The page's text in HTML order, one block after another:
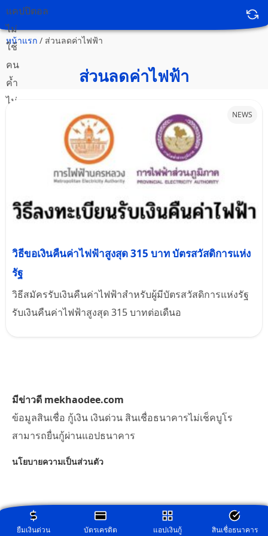
ยืมเงินด่วน บัตรเครดิต แอปเงินกู้ สินเชื่อธนาคาร
หน้าแรก / ส่วนลดค่าไฟฟ้า
ส่วนลดค่าไฟฟ้า
NEWS
วิธีขอเงินคืนค่าไฟฟ้าสูงสุด 315 บาท บัตรสวัสดิการแห่ง
รัฐ
วิธีสมัครรับเงินคืนค่าไฟฟ้าสำหรับผู้มีบัตรสวัสดิการแห่งรัฐ
รับเงินคืนค่าไฟฟ้าสูงสุด 315 บาทต่อเดืนอ
มีข่าวดี mekhaodee.com
ข้อมูลสินเชื่อ กู้เงิน เงินด่วน สินเชื่อธนาคารไม่เช็คบูโร
สามารถยื่นกู้ผ่านแอปธนาคาร
นโยบายความเป็นส่วนตัว